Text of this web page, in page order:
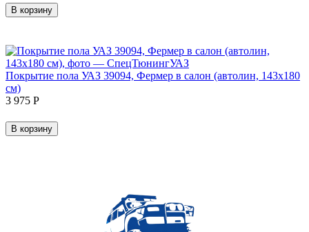
В корзину
Покрытие пола УАЗ 39094, Фермер в салон (автолин, 143х180
см)
3 975 Р
В корзину